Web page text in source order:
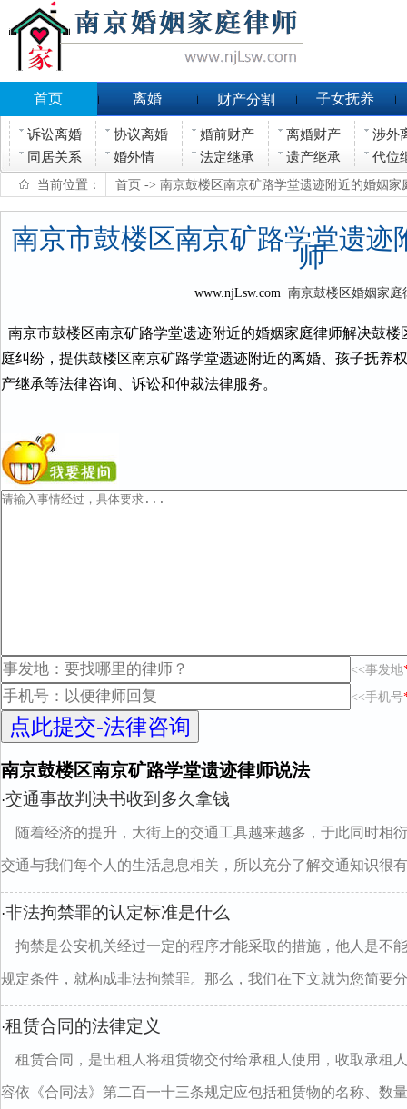
首页 离婚 财产分割 子女抚养
诉讼离婚 协议离婚 婚前财产 离婚财产
涉外
同居关系
婚外情 法定继承 遗产继承 代位
当前位置： 首页 -> 南京鼓楼区南京矿路学堂遗迹附近的婚姻家
南京市鼓楼区南京矿路学堂遗迹
师
www.njLsw.com南京鼓楼区婚姻家庭
南京市鼓楼区南京矿路学堂遗迹附近的婚姻家庭律师解决鼓
庭纠纷，提供鼓楼区南京矿路学堂遗迹附近的离婚、孩子抚养
产继承等法律咨询、诉讼和仲裁法律服务。
<<事发地
<<手机号
南京鼓楼区南京矿路学堂遗迹律师说法
·交通事故判决书收到多久拿钱
随着经济的提升，大街上的交通工具越来越多，于此同时相
交通与我们每个人的生活息息相关，所以充分了解交通知识很
·非法拘禁罪的认定标准是什么
拘禁是公安机关经过一定的程序才能采取的措施，他人是不
规定条件，就构成非法拘禁罪。那么，我们在下文就为您简要
·租赁合同的法律定义
租赁合同，是出租人将租赁物交付给承租人使用，收取承租
容依《合同法》第二百一十三条规定应包括租赁物的名称、数